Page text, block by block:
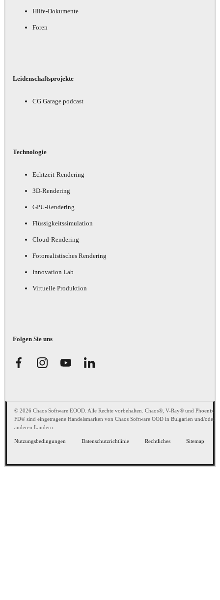
Hilfe-Dokumente
Foren
Leidenschaftsprojekte
CG Garage podcast
Technologie
Echtzeit-Rendering
3D-Rendering
GPU-Rendering
Flüssigkeitssimulation
Cloud-Rendering
Fotorealistisches Rendering
Innovation Lab
Virtuelle Produktion
Folgen Sie uns
© 2026 Chaos Software EOOD. Alle Rechte vorbehalten. Chaos®, V-Ray® und Phoenix
FD® sind eingetragene Handelsmarken von Chaos Software OOD in Bulgarien und/oder
anderen Ländern.
Nutzungsbedingungen Datenschutzrichtlinie Rechtliches Sitemap